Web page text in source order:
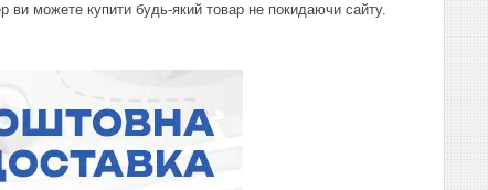
ви можете купити будь-який товар не покидаючи сайту.